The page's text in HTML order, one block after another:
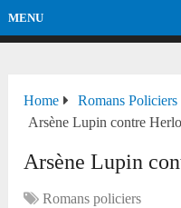
MENU
Home
Romans Policiers
Arsène Lupin contre
Arsène Lupin
Romans policiers